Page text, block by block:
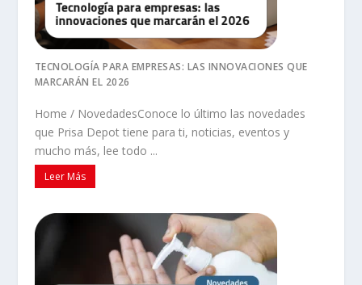
TECNOLOGÍA PARA EMPRESAS: LAS INNOVACIONES QUE
MARCARÁN EL 2026
Home / NovedadesConoce lo último las novedades
que Prisa Depot tiene para ti, noticias, eventos y
mucho más, lee todo ...
Leer Más